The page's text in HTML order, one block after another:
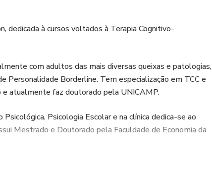
em Junho
Dialética/DBT
mensal acessível!!
dedicada à cursos voltados à Terapia Cognitivo-
com adultos das mais diversas queixas e patologias,
Personalidade Borderline. Tem especialização em TCC e
atualmente faz doutorado pela UNICAMP.
Psicologia Escolar e na clínica dedica-se ao
Mestrado e Doutorado pela Faculdade de Economia da